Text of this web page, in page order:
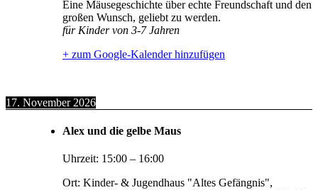
Eine Mäusegeschichte über echte Freundschaft und den
großen Wunsch, geliebt zu werden.
für Kinder von 3-7 Jahren
+ zum Google-Kalender hinzufügen
17. November 2026
Alex und die gelbe Maus
Uhrzeit: 15:00 – 16:00
Ort: Kinder- & Jugendhaus "Altes Gefängnis",